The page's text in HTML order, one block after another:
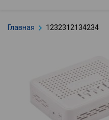
Главная 1232312134234